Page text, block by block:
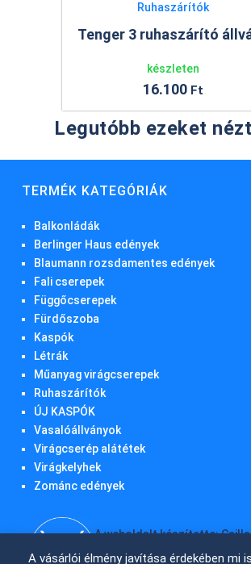
A vásárlói élmény javítása érdekében mi
Ruhaszárítók
Tenger 3 ruhaszárító
készleten
16.100Ft
Legutóbb ezeket
TERMÉK KATEGÓRIÁK
Balkonládák
Berlinger Haus edények
Blaumann rozsdamentes edények
Fali cserepek
Függőcserepek
Fürdőszoba
Kaspók
Létrák
Műanyag virágcserepek
Ruhaszárítók
ÚJ KASPÓK
Vasalóállványok
Virágcserép alátétek
Virágkelyhek
Zománc edények
A weboldalt készítette: